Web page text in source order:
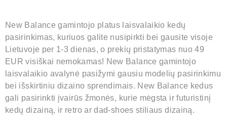
New Balance gamintojo platus laisvalaikio kedų
pasirinkimas, kuriuos galite nusipirkti bei gausite visoje
Lietuvoje per 1-3 dienas, o prekių pristatymas nuo 49
EUR visiškai nemokamas! New Balance gamintojo
laisvalaikio avalynė pasižymi gausiu modelių pasirinkimu
bei išskirtiniu dizaino sprendimais. New Balance kedus
gali pasirinkti įvairūs žmonės, kurie mėgsta ir futuristinį
kedų dizainą, ir retro ar dad-shoes stiliaus dizainą.